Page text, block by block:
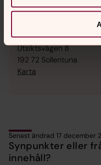
Kontakt:
Hitta hit:
Utsiktsvägen 8
192 72 Sollentuna
Karta
Senast ändrad 17 december
Synpunkter eller
innehåll?